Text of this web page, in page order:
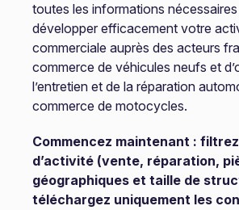
toutes les informations
développer efficacement votre
commerciale auprès des acteurs
commerce de véhicules neufs et
l’entretien et de la réparation
commerce de motocycles.
Commencez maintenant :
d’activité (vente, réparation,
géographiques et taille de
téléchargez uniquement les